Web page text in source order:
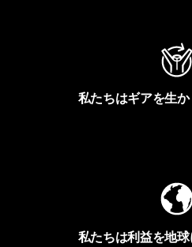
私たちはギアを生か
私たちは利益を地球